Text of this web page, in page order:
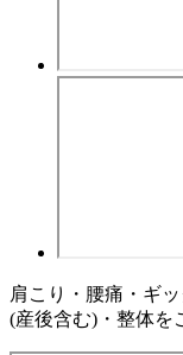
肩こり・腰痛・ギ
(産後含む)・整体を